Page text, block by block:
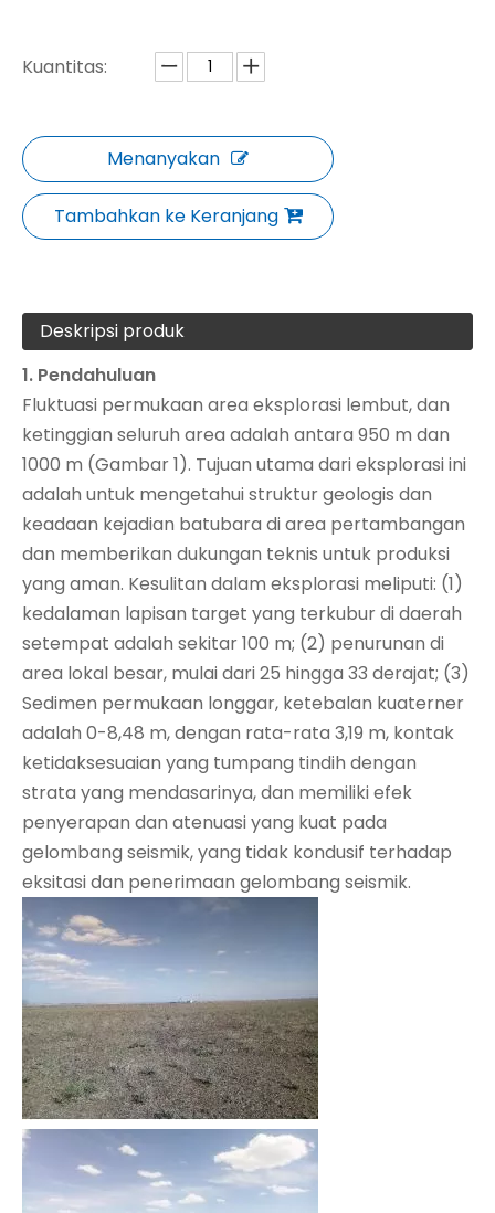
Kuantitas:
Menanyakan
Tambahkan ke Keranjang
Deskripsi produk
1. Pendahuluan
Fluktuasi permukaan area eksplorasi lembut, dan
ketinggian seluruh area adalah antara 950 m dan
1000 m (Gambar 1). Tujuan utama dari eksplorasi ini
adalah untuk mengetahui struktur geologis dan
keadaan kejadian batubara di area pertambangan
dan memberikan dukungan teknis untuk produksi
yang aman. Kesulitan dalam eksplorasi meliputi: (1)
kedalaman lapisan target yang terkubur di daerah
setempat adalah sekitar 100 m; (2) penurunan di
area lokal besar, mulai dari 25 hingga 33 derajat; (3)
Sedimen permukaan longgar, ketebalan kuaterner
adalah 0-8,48 m, dengan rata-rata 3,19 m, kontak
ketidaksesuaian yang tumpang tindih dengan
strata yang mendasarinya, dan memiliki efek
penyerapan dan atenuasi yang kuat pada
gelombang seismik, yang tidak kondusif terhadap
eksitasi dan penerimaan gelombang seismik.